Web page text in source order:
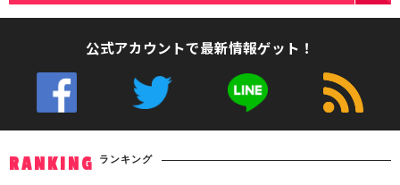
公式アカウントで最新情報ゲット！
RANKING ランキング